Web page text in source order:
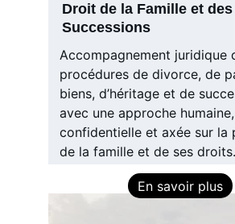
Droit de la Famille et des
Successions
Accompagnement juridique
procédures de divorce, de
biens, d’héritage et de
avec une approche humaine,
confidentielle et axée sur la
de la famille et de ses droits.
En savoir plus